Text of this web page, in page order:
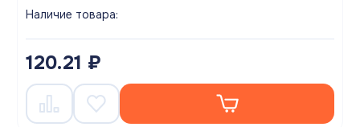
Наличие товара:
120.21 ₽